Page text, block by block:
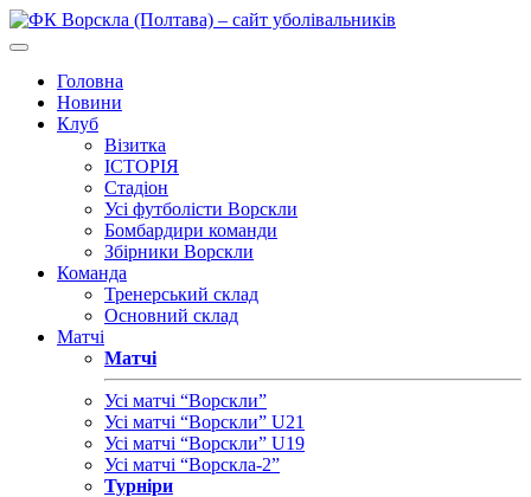
Головна
Новини
Клуб
Візитка
ІСТОРІЯ
Стадіон
Усі футболісти Ворскли
Бомбардири команди
Збірники Ворскли
Команда
Тренерський склад
Основний склад
Матчі
Матчі
Усі матчі “Ворскли”
Усі матчі “Ворскли” U21
Усі матчі “Ворскли” U19
Усі матчі “Ворскла-2”
Турніри